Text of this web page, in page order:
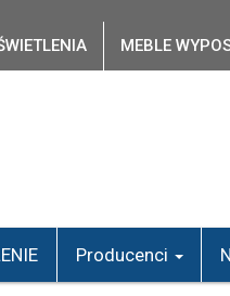
MEBLE
Producenci